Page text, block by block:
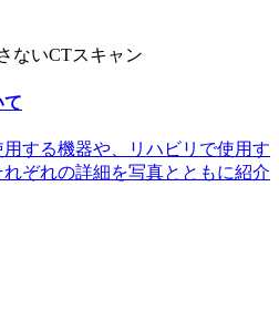
て
する機器や、リハビリで使用す
ぞれの詳細を写真とともに紹介